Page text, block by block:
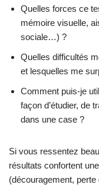
Quelles forces ce
mémoire visuelle,
sociale…) ?
Quelles difficultés
et lesquelles me
Comment puis‑je
façon d’étudier, de
dans une case ?
Si vous ressentez
résultats confortent
(découragement,